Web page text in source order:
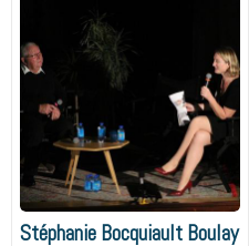
Stéphanie Bocquiault Boulay